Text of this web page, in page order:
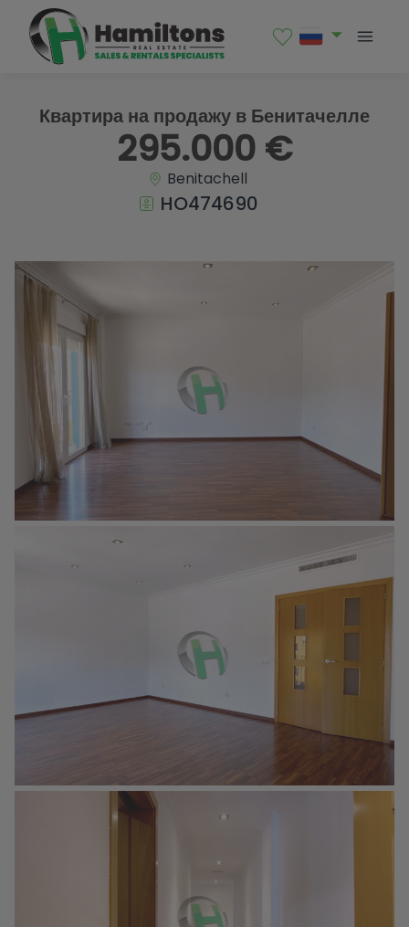
Квартира на продажу в Бенитачелле
295.000 €
Benitachell
HO474690
1 / 18